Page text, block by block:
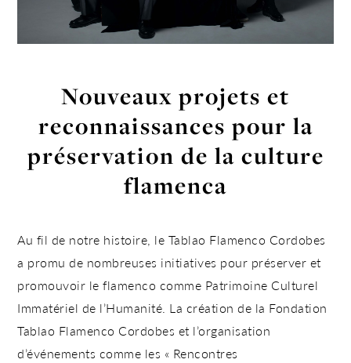
Nouveaux projets et
reconnaissances pour la
préservation de la culture
flamenca
Au fil de notre histoire, le Tablao Flamenco Cordobes
a promu de nombreuses initiatives pour préserver et
promouvoir le flamenco comme Patrimoine Culturel
Immatériel de l’Humanité. La création de la Fondation
Tablao Flamenco Cordobes et l’organisation
d’événements comme les « Rencontres